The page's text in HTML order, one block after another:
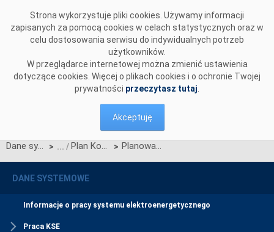
Strona wykorzystuje pliki cookies. Używamy informacji
zapisanych za pomocą cookies w celach statystycznych oraz w
celu dostosowania serwisu do indywidualnych potrzeb
użytkowników.
W przeglądarce internetowej można zmienić ustawienia
dotyczące cookies. Więcej o plikach cookies i o ochronie Twojej
prywatności przeczytasz tutaj
Akceptuję
Dane systemowe > Plan Koordynacyjny 5-letni > Planowane remonty JWCD
DANE SYSTEMOWE
Informacje o pracy systemu elektroenergetycznego
Praca KSE